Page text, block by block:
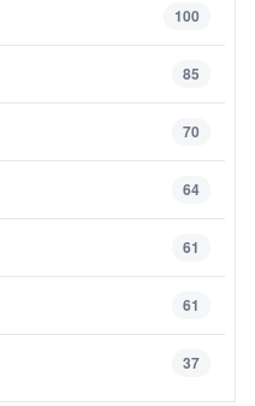
100
85
70
64
61
61
37